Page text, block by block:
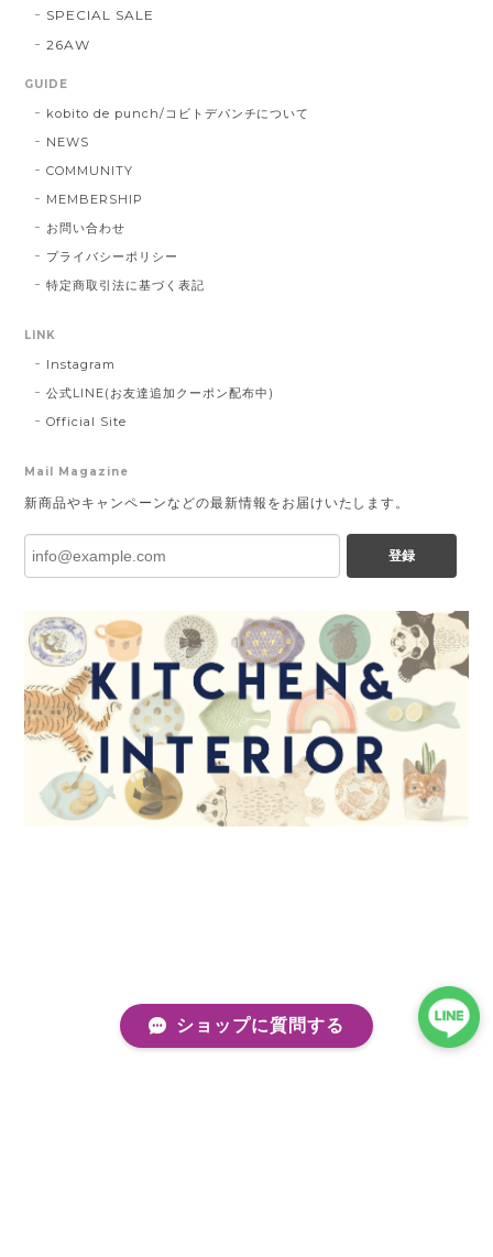
SPECIAL SALE
26AW
GUIDE
kobito de punch/コビトデパンチについて
NEWS
COMMUNITY
MEMBERSHIP
お問い合わせ
プライバシーポリシー
特定商取引法に基づく表記
LINK
Instagram
公式LINE(お友達追加クーポン配布中)
Official Site
Mail Magazine
新商品やキャンペーンなどの最新情報をお届けいたします。
登録
ショップに質問する